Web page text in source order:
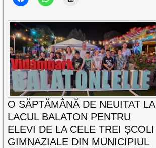
O SĂPTĂMÂNĂ DE NEUITAT LA
LACUL BALATON PENTRU
ELEVI DE LA CELE TREI ȘCOLI
GIMNAZIALE DIN MUNICIPIUL